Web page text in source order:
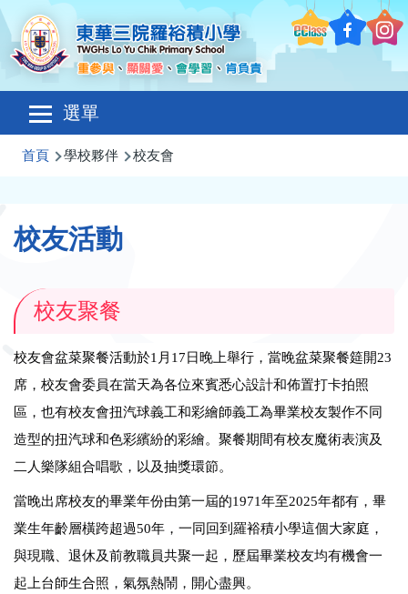
移至主內容
選單
Main
navigation
導
結
首頁 學校夥伴 校友會
校友活動
校友聚餐
校友會盆菜聚餐活動於1 月 17日晚上舉行，當晚盆菜聚餐筵開23
席，校友會委員在當天為各位來賓悉心設計和佈置打卡拍照
區，也有校友會扭汽球義工和彩繪師義工為畢業校友製作不同
造型的扭汽球和色彩繽紛的彩繪。聚餐期間有校友魔術表演及
二人樂隊組合唱歌，以及抽獎環節。
當晚出席校友的畢業年份由第一屆的1971年至2025年都有，畢
業生年齡層橫跨超過50年，一同回到羅裕積小學這個大家庭，
與現職、退休及前教職員共聚一起， 歷屆畢業校友均有機會一
起上台師生合照， 氣氛熱鬧，開心盡興。